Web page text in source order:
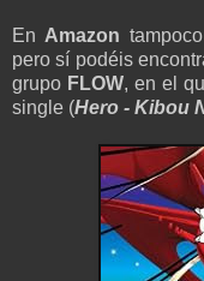
En Amazon
pero sí podéis
grupo FLOW, en el
single (Hero - Kibou